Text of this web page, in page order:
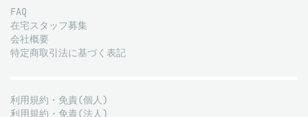
FAQ
在宅スタッフ募集
会社概要
特定商取引法に基づく表記
利用規約・免責(個人)
利用規約・免責(法人)